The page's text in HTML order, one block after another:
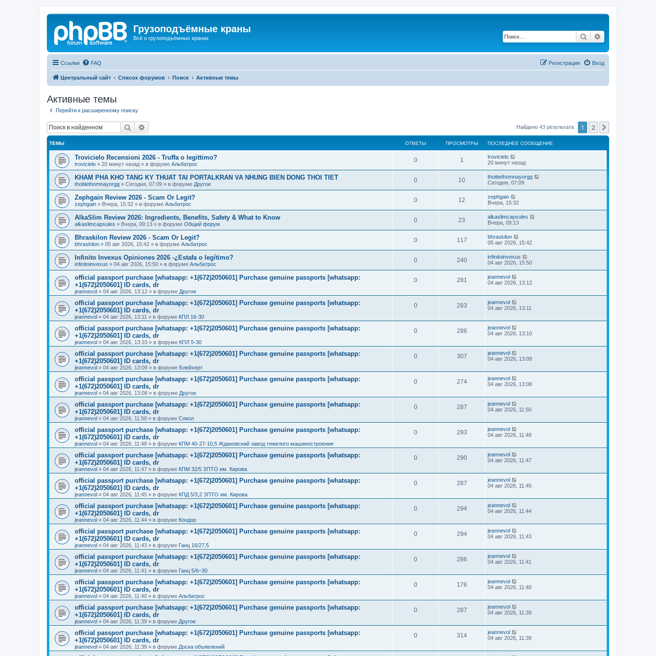
Грузоподъёмные краны
Всё о грузоподъёмных кранах Поиск
Ссылки FAQ Вход
Регистрация
Центральный сайт Список форумов Поиск Активные темы
Активные темы
Перейти к расширенному поиску
Поиск Найдено 43 результата 1 2
ТЕМЫ ОТВЕТЫ ПРОСМОТРЫ ПОСЛЕДНЕЕ СООБЩЕНИЕ
Trovicielo Recensioni 2026 - Truffa o legittimo?
trovicielo » 20 минут назад » в форуме Альбатрос
0 1
trovicielo
20 минут назад
KHAM PHA KHO TANG KY THUAT TAI PORTALKRAN VA NHUNG BIEN DONG THOI TIET
thoitiethomnayorgg » Сегодня, 07:09 » в форуме Другое
0 10
thoitiethomnayorgg
Сегодня, 07:09
Zephgain Review 2026 - Scam Or Legit?
zephgain » Вчера, 15:32 » в форуме Альбатрос
0 12
zephgain
Вчера, 15:32
AlkaSlim Review 2026: Ingredients, Benefits, Safety & What to Know
alkaslimcapsules » Вчера, 09:13 » в форуме Общий форум
0 23
alkaslimcapsules
Вчера, 09:13
Bhraskilon Review 2026 - Scam Or Legit?
bhraskilon » 05 авг 2026, 15:42 » в форуме Альбатрос
0 117
bhraskilon
05 авг 2026, 15:42
Infinito Invexus Opiniones 2026 -¿Estafa o legítimo?
infinitoinvexus » 04 авг 2026, 15:50 » в форуме Альбатрос
0 240
infinitoinvexus
04 авг 2026, 15:50
official passport purchase [whatsapp: +1(672)2050601] Purchase genuine passports [whatsapp:
+1(672)2050601] ID cards, dr
jeannevol » 04 авг 2026, 13:12 » в форуме Другое
0 281
jeannevol
04 авг 2026, 13:12
official passport purchase [whatsapp: +1(672)2050601] Purchase genuine passports [whatsapp:
+1(672)2050601] ID cards, dr
jeannevol » 04 авг 2026, 13:11 » в форуме КПЛ 16-30
0 283
jeannevol
04 авг 2026, 13:11
official passport purchase [whatsapp: +1(672)2050601] Purchase genuine passports [whatsapp:
+1(672)2050601] ID cards, dr
jeannevol » 04 авг 2026, 13:10 » в форуме КПЛ 5-30
0 286
jeannevol
04 авг 2026, 13:10
official passport purchase [whatsapp: +1(672)2050601] Purchase genuine passports [whatsapp:
+1(672)2050601] ID cards, dr
jeannevol » 04 авг 2026, 13:09 » в форуме Блейхерт
0 307
jeannevol
04 авг 2026, 13:09
official passport purchase [whatsapp: +1(672)2050601] Purchase genuine passports [whatsapp:
+1(672)2050601] ID cards, dr
jeannevol » 04 авг 2026, 13:08 » в форуме Другое
0 274
jeannevol
04 авг 2026, 13:08
official passport purchase [whatsapp: +1(672)2050601] Purchase genuine passports [whatsapp:
+1(672)2050601] ID cards, dr
jeannevol » 04 авг 2026, 11:50 » в форуме Сокол
0 287
jeannevol
04 авг 2026, 11:50
official passport purchase [whatsapp: +1(672)2050601] Purchase genuine passports [whatsapp:
+1(672)2050601] ID cards, dr
jeannevol » 04 авг 2026, 11:48 » в форуме КПМ 40-27-10,5 Ждановский завод тяжелого машиностроения
0 293
jeannevol
04 авг 2026, 11:48
official passport purchase [whatsapp: +1(672)2050601] Purchase genuine passports [whatsapp:
+1(672)2050601] ID cards, dr
jeannevol » 04 авг 2026, 11:47 » в форуме КПМ 32/5 ЗПТО им. Кирова
0 290
jeannevol
04 авг 2026, 11:47
official passport purchase [whatsapp: +1(672)2050601] Purchase genuine passports [whatsapp:
+1(672)2050601] ID cards, dr
jeannevol » 04 авг 2026, 11:45 » в форуме КПД 5/3,2 ЗПТО им. Кирова
0 287
jeannevol
04 авг 2026, 11:45
official passport purchase [whatsapp: +1(672)2050601] Purchase genuine passports [whatsapp:
+1(672)2050601] ID cards, dr
jeannevol » 04 авг 2026, 11:44 » в форуме Кондор
0 294
jeannevol
04 авг 2026, 11:44
official passport purchase [whatsapp: +1(672)2050601] Purchase genuine passports [whatsapp:
+1(672)2050601] ID cards, dr
jeannevol » 04 авг 2026, 11:43 » в форуме Ганц 16/27,5
0 294
jeannevol
04 авг 2026, 11:43
official passport purchase [whatsapp: +1(672)2050601] Purchase genuine passports [whatsapp:
+1(672)2050601] ID cards, dr
jeannevol » 04 авг 2026, 11:41 » в форуме Ганц 5/6–30
0 286
jeannevol
04 авг 2026, 11:41
official passport purchase [whatsapp: +1(672)2050601] Purchase genuine passports [whatsapp:
+1(672)2050601] ID cards, dr
jeannevol » 04 авг 2026, 11:40 » в форуме Альбатрос
0 176
jeannevol
04 авг 2026, 11:40
official passport purchase [whatsapp: +1(672)2050601] Purchase genuine passports [whatsapp:
+1(672)2050601] ID cards, dr
jeannevol » 04 авг 2026, 11:39 » в форуме Другое
0 287
jeannevol
04 авг 2026, 11:39
official passport purchase [whatsapp: +1(672)2050601] Purchase genuine passports [whatsapp:
+1(672)2050601] ID cards, dr
jeannevol » 04 авг 2026, 11:39 » в форуме Доска объявлений
0 314
jeannevol
04 авг 2026, 11:39